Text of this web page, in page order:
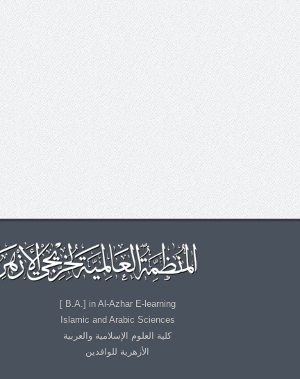
B.A.] in Al-Azhar E-learning ]
Islamic and Arabic Sciences
كلية العلوم الإسلامية والعربية
الأزهرية للوافدين